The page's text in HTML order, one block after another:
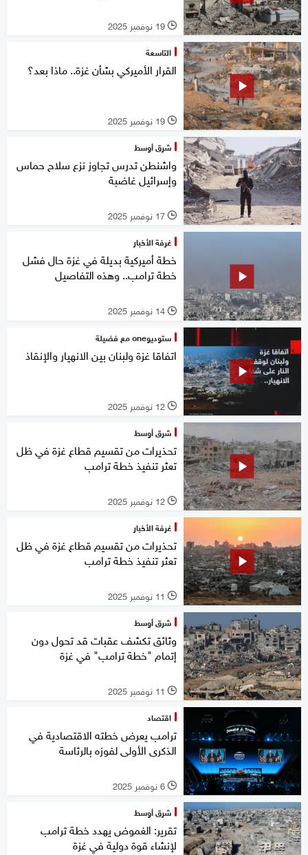
l 19 نوفمبر 2025
التاسعة
القرار الأميركي بشأن غزة.. ماذا بعد؟
l 19 نوفمبر 2025
شرق أوسط
واشنطن تدرس تجاوز نزع سلاح حماس
وإسرائيل غاضبة
l 17 نوفمبر 2025
غرفة الأخبار
خطة أميركية بديلة في غزة حال فشل
خطة ترامب.. وهذه التفاصيل
l 14 نوفمبر 2025
ستوديوone مع فضيلة
اتفاقا غزة ولبنان بين الانهيار والإنقاذ
l 12 نوفمبر 2025
شرق أوسط
تحذيرات من تقسيم قطاع غزة في ظل
تعثر تنفيذ خطة ترامب
l 12 نوفمبر 2025
غرفة الأخبار
تحذيرات من تقسيم قطاع غزة في ظل
تعثر تنفيذ خطة ترامب
l 11 نوفمبر 2025
شرق أوسط
وثائق تكشف عقبات قد تحول دون
إتمام "خطة ترامب" في غزة
l 11 نوفمبر 2025
اقتصاد
ترامب يعرض خطته الاقتصادية في
الذكرى الأولى لفوزه بالرئاسة
l 6 نوفمبر 2025
شرق أوسط
تقرير: الغموض يهدد خطة ترامب
لإنشاء قوة دولية في غزة